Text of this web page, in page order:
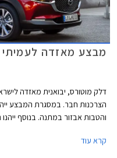
מבצע מאזדה לעמיתי
דלק מוטורס, יבואנית מאזדה
הצרכנות חבר. במסגרת המבצע
והטבות אבזור במתנה. בנוסף
תוכנית המימון חבר ליס. המבצע
קרא עוד